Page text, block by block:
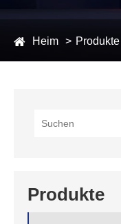
Heim Produkte
Produkte